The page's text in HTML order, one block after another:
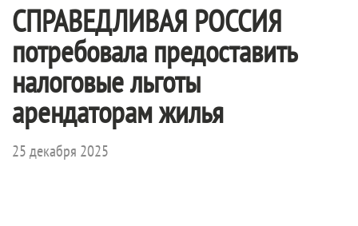
СПРАВЕДЛИВАЯ РОССИЯ
потребовала предоставить
налоговые льготы
арендаторам жилья
25 декабря 2025